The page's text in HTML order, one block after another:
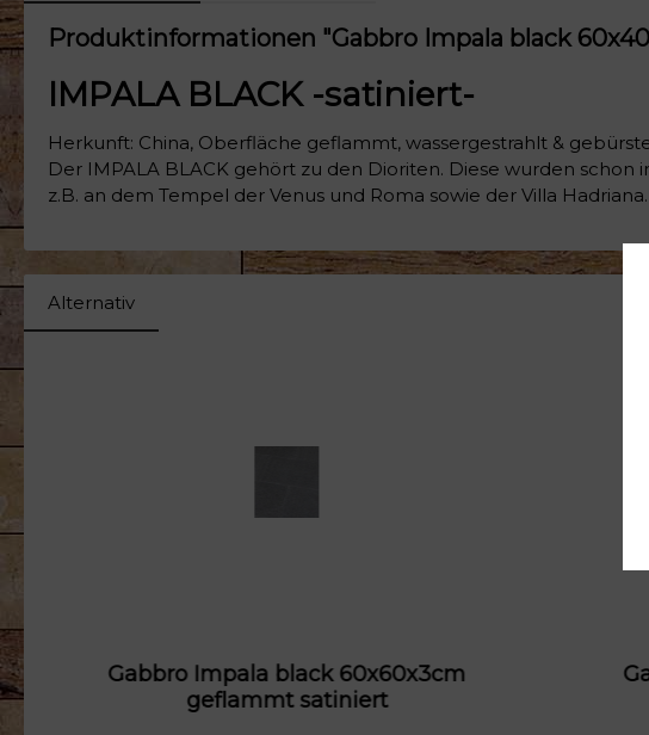
Produktinformationen "Gabbro Impala black
IMPALA BLACK -satiniert-
Herkunft: China, Oberfläche geflammt, wassergestrahlt &
Der IMPALA BLACK gehört zu den Dioriten. Diese wurden
z.B. an dem Tempel der Venus und Roma sowie der Villa
Alternativ
Gabbro Impala black 60x60x3cm
geflammt satiniert